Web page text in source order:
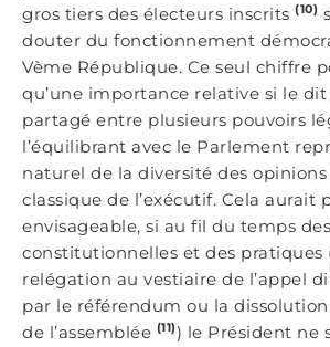
gros tiers des électeurs inscrits (10)
douter du fonctionnement
Vème République. Ce seul chiffre
qu’une importance relative si le
partagé entre plusieurs pouvoirs
l’équilibrant avec le Parlement
naturel de la diversité des
classique de l’exécutif. Cela aurait
envisageable, si au fil du temps
constitutionnelles et des pratiques
relégation au vestiaire de l’appel
par le référendum ou la
de l’assemblée (11) ) le Président ne